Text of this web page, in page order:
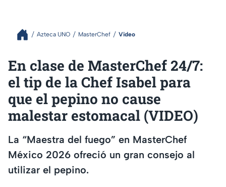
Azteca UNO MasterChef Video
En clase de MasterChef 24/7:
el tip de la Chef Isabel para
que el pepino no cause
malestar estomacal (VIDEO)
La “Maestra del fuego” en MasterChef
México 2026 ofreció un gran consejo al
utilizar el pepino.